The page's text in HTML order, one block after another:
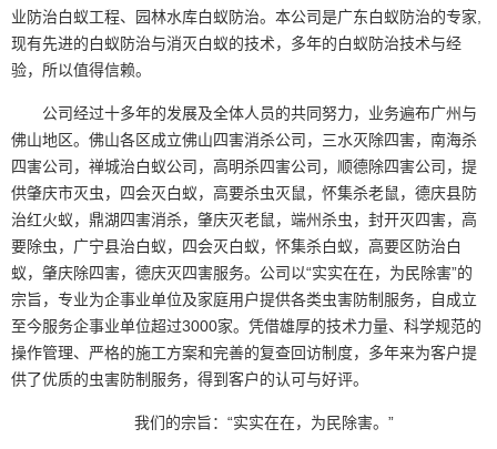
业防治白蚁工程、园林水库白蚁防治。本公司是广东白蚁防治的专家,
现有先进的白蚁防治与消灭白蚁的技术，多年的白蚁防治技术与经
验，所以值得信赖。
公司经过十多年的发展及全体人员的共同努力，业务遍布广州与
佛山地区。佛山各区成立佛山四害消杀公司，三水灭除四害，南海杀
四害公司，禅城治白蚁公司，高明杀四害公司，顺德除四害公司，提
供肇庆市灭虫，四会灭白蚁， 高要杀虫灭鼠，怀集杀老鼠，德庆县防
治红火蚁，鼎湖四害消杀，肇庆灭老鼠，端州杀虫，封开灭四害，高
要除虫，广宁县治白蚁，四会灭白蚁，怀集杀白蚁，高要区防治白
蚁，肇庆除四害， 德庆灭四害服务。公司以“实实在在，为民除害”的
宗旨，专业为企事业单位及家庭用户提供各类虫害防制服务，自成立
至今服务企事业单位超过3000家。凭借雄厚的技术力量、科学规范的
操作管理、严格的施工方案和完善的复查回访制度，多年来为客户提
供了优质的虫害防制服务，得到客户的认可与好评。
我们的宗旨：“实实在在，为民除害。”